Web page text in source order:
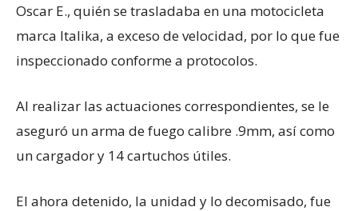
Oscar E., quién se trasladaba en una motocicleta
marca Italika, a exceso de velocidad, por lo que fue
inspeccionado conforme a protocolos.
Al realizar las actuaciones correspondientes, se le
aseguró un arma de fuego calibre .9mm, así como
un cargador y 14 cartuchos útiles.
El ahora detenido, la unidad y lo decomisado, fue